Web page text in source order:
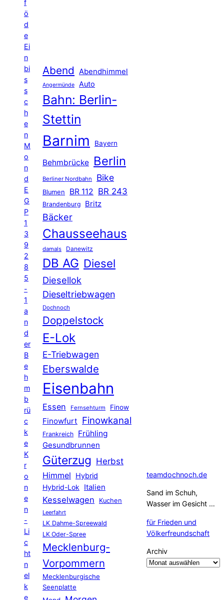
f
ö
d
e
Ei
n
bi
s
s
c
h
e
n
M
o
n
d
E
G
P
1
3
9
2
8
5
-
1
a
n
d
er
B
e
h
m
b
rü
c
k
e
K
r
o
n
e
n
-
Li
c
ht
n
el
k
e
Abend Abendhimmel
Angermünde Auto
Bahn: Berlin-
Stettin
Barnim Bayern
Behmbrücke Berlin
Berliner Nordbahn Bike
Blumen BR 112 BR 243
Brandenburg Britz
Bäcker
Chausseehaus
damals Danewitz
DB AG Diesel
Diesellok
Dieseltriebwagen
Dochnoch
Doppelstock
E-Lok
E-Triebwagen
Eberswalde
Eisenbahn
Essen Fernsehturm Finow
Finowfurt Finowkanal
Frankreich Frühling
Gesundbrunnen
Güterzug Herbst
Himmel
Hybrid
Hybrid-Lok Italien
Kesselwagen Kuchen
Leerfahrt
LK Dahme-Spreewald
LK Oder-Spree
Mecklenburg-
Vorpommern
Mecklenburgische
Seenplatte
teamdochnoch.de
Sand im Schuh,
Wasser im Gesicht …
für Frieden und
Völkerfreundschaft
Archiv